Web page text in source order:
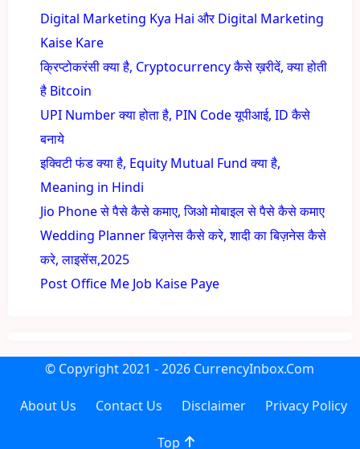
Digital Marketing Kya Hai और Digital Marketing
Kaise Kare
क्रिप्टोकरंसी क्या है, Cryptocurrency कैसे ख़रीदें, क्या होती
है Bitcoin
UPI Number क्या होता है, PIN Code यूपीआई, ID कैसे
बनाये
इक्विटी फंड क्या है, Equity Mutual Fund क्या है,
Meaning in Hindi
Jio Phone से पैसे कैसे कमाए, जिओ मोबाइल से पैसे कैसे कमाए
Wedding Planner बिज़नेस कैसे करे, शादी का बिज़नेस कैसे
करे, लाइसेंस,2025
Post Office Me Job Kaise Paye
© Copyright2021 - 2026 CurrencyInbox.Com
About Us Contact Us Disclaimer Privacy Policy
Top